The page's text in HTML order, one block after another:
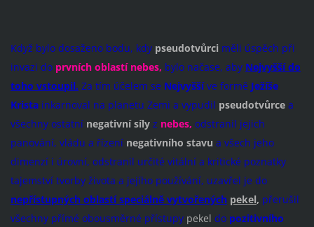
Když bylo dosaženo bodu, kdy pseudotvůrci měli úspěch při
invazi do prvních oblastí nebes, bylo načase, aby Nejvyšší do
toho vstoupil. Za tím účelem se Nejvyššíve formě Ježíše
Kristainkarnoval na planetu Zemi a vypudil pseudotvůrcea
všechny ostatní negativní sílyz nebes, odstranil jejich
panování, vládu a řízení negativního stavu a všech jeho
dimenzí i úrovní, odstranil určité vitální a kritické poznatky
tajemství tvorby života a jejího používání, uzavřel je do
nepřístupných oblastí speciálně vytvořených pekel, přerušil
všechny přímé obousměrné přístupypekel do pozitivního